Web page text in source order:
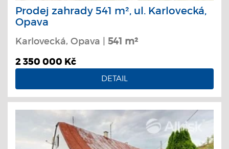
Prodej zahrady 541 m², ul. Karlovecká,
Opava
Karlovecká, Opava | 541 m²
2 350 000 Kč
DETAIL